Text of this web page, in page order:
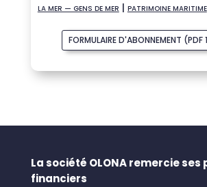
LA MER — GENS DE MER | PATRIMOINE MARITIME
FORMULAIRE D'ABONNEMENT (PDF
La société OLONA remercie
financiers